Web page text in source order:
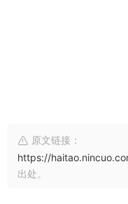
原文链接：
https://
出处。